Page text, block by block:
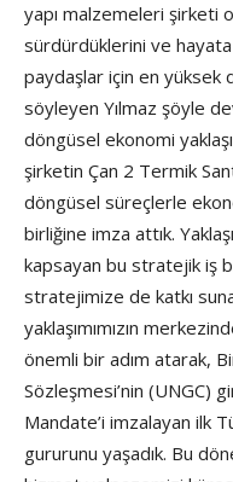
yapı malzemeleri şirketi
sürdürdüklerini ve
paydaşlar için en yüksek
söyleyen Yılmaz şöyle
döngüsel ekonomi
şirketin Çan 2 Termik
döngüsel süreçlerle
birliğine imza attık.
kapsayan bu stratejik iş
stratejimize de katkı
yaklaşımımızın
önemli bir adım atarak,
Sözleşmesi’nin (UNGC)
Mandate’i imzalayan ilk
gururunu yaşadık. Bu